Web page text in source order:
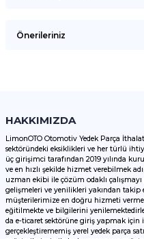
Önerileriniz
Görüş ve önerileriniz için
Ürün resmi kalitesiz,
Ürün açıklamasında eksik
Ürün bilgilerinde hatalar
Ürün fiyatı diğer sitelerden
Bu ürüne benzer farklı
HAKKIMIZDA
LimonOTO Otomotiv Yedek Parça
sektöründeki eksiklikleri ve her türlü
üç girişimci tarafından 2019 yılında
ve en hızlı şekilde hizmet verebilmek
uzman ekibi ile çözüm odaklı
gelişmeleri ve yenilikleri yakından takip
müşterilerimize en doğru hizmeti
eğitilmekte ve bilgilerini
da e-ticaret sektörüne giriş yapmak
gerçekleştirememiş yerel yedek parça